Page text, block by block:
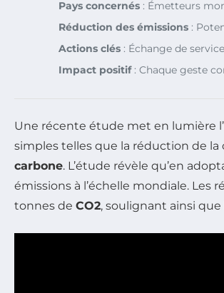
Pays concernés : Émetteurs
Réduction des émissions :
Actions clés : Échange de
Impact positif: Chaque geste
Une récente étude met en lumière
simples telles que la réduction de
carbone. L’étude révèle qu’en
émissions à l’échelle mondiale.
tonnes de CO2, soulignant ainsi